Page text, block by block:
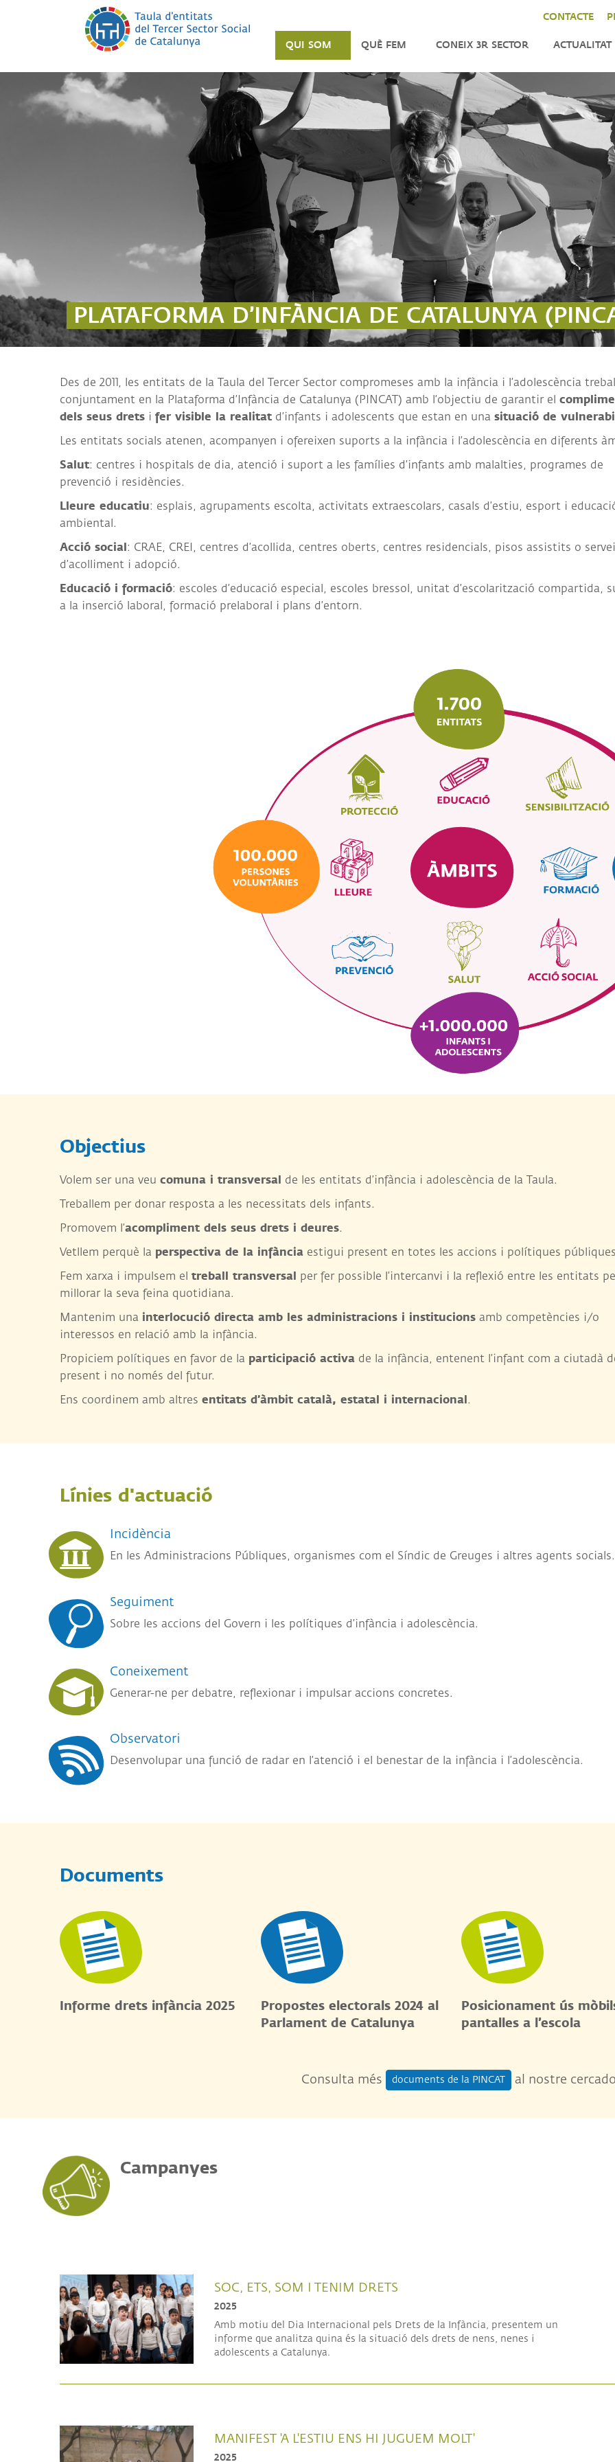
CONTACTE
QUI SOM
TAULA
DEL
TERCER
SECTOR
PINCAT
LES
NOSTRES
ENTITATS
ORGANITZACIÓ
SOM
TRANSPARENTS
SOM
ÈTIQUES
ALIANCES
I
COL·LABORADORS
QUÈ FEM
ENFORTIMENT
IMPACT
INTERNACIONAL
INCIDÈNCIA
CONEIX 3R SECTOR ACTUALITAT
AGENDA
BUTLLETÍ
PLATAFORMA D’INFÀNCIA DE CATALUNYA
Des de 2011, les entitats de la Taula del Tercer Sector compromeses amb la infància i l’adolescència
conjuntament en la Plataforma d’Infància de Catalunya (PINCAT) amb l’objectiu de garantir el
dels seus drets i fer visible la realitat d’infants i adolescents que estan en una situació de
Les entitats socials atenen, acompanyen i ofereixen suports a la infància i l’adolescència en diferents
Salut: centres i hospitals de dia, atenció i suport a les famílies d’infants amb malalties, programes de
prevenció i residències.
Lleure educatiu: esplais, agrupaments escolta, activitats extraescolars, casals d’estiu, esport i
ambiental.
Acció social: CRAE, CREI, centres d’acollida, centres oberts, centres residencials, pisos assistits o
d’acolliment i adopció.
Educació i formació: escoles d’educació especial, escoles bressol, unitat d’escolarització compartida,
a la inserció laboral, formació prelaboral i plans d’entorn.
Objectius
Volem ser una veu comuna i transversal de les entitats d’infància i adolescència de la Taula.
Treballem per donar resposta a les necessitats dels infants.
Promovem l’acompliment dels seus drets i deures.
Vetllem perquè la perspectiva de la infància estigui present en totes les accions i polítiques
Fem xarxa i impulsem el treball transversal per fer possible l’intercanvi i la reflexió entre les entitats
millorar la seva feina quotidiana.
Mantenim una interlocució directa amb les administracions i institucions amb competències i/o
interessos en relació amb la infància.
Propiciem polítiques en favor de la participació activa de la infància, entenent l’infant com a ciutadà
present i no només del futur.
Ens coordinem amb altres entitats d’àmbit català, estatal i internacional.
Línies d'actuació
Incidència
En les Administracions Públiques, organismes com el Síndic de Greuges i altres agents socials.
Seguiment
Sobre les accions del Govern i les polítiques d’infància i adolescència.
Coneixement
Generar-ne per debatre, reflexionar i impulsar accions concretes.
Observatori
Desenvolupar una funció de radar en l’atenció i el benestar de la infància i l’adolescència.
Documents
Informe drets infància 2025
Propostes electorals 2024 al
Parlament de Catalunya
Posicionament ús
pantalles a l’escola
Consulta més documents de la PINCAT al nostre
Campanyes
SOC, ETS, SOM I TENIM DRETS
2025
Amb motiu del Dia Internacional pels Drets de la Infància, presentem un
informe que analitza quina és la situació dels drets de nens, nenes i
adolescents a Catalunya.
MANIFEST 'A L'ESTIU ENS HI JUGUEM MOLT'
2025